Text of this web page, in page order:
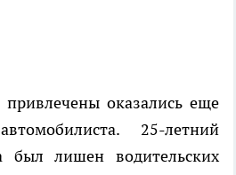
привлечены оказались еще
25-летний
был лишен водительских